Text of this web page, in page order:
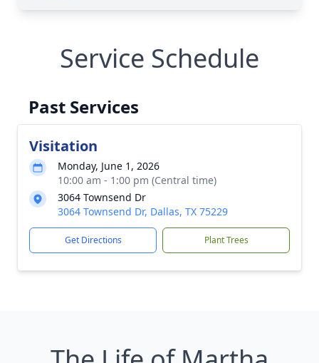
Service Schedule
Past Services
Visitation
Monday, June 1, 2026
10:00 am - 1:00 pm (Central time)
3064 Townsend Dr
3064 Townsend Dr, Dallas, TX 75229
Get Directions Plant Trees